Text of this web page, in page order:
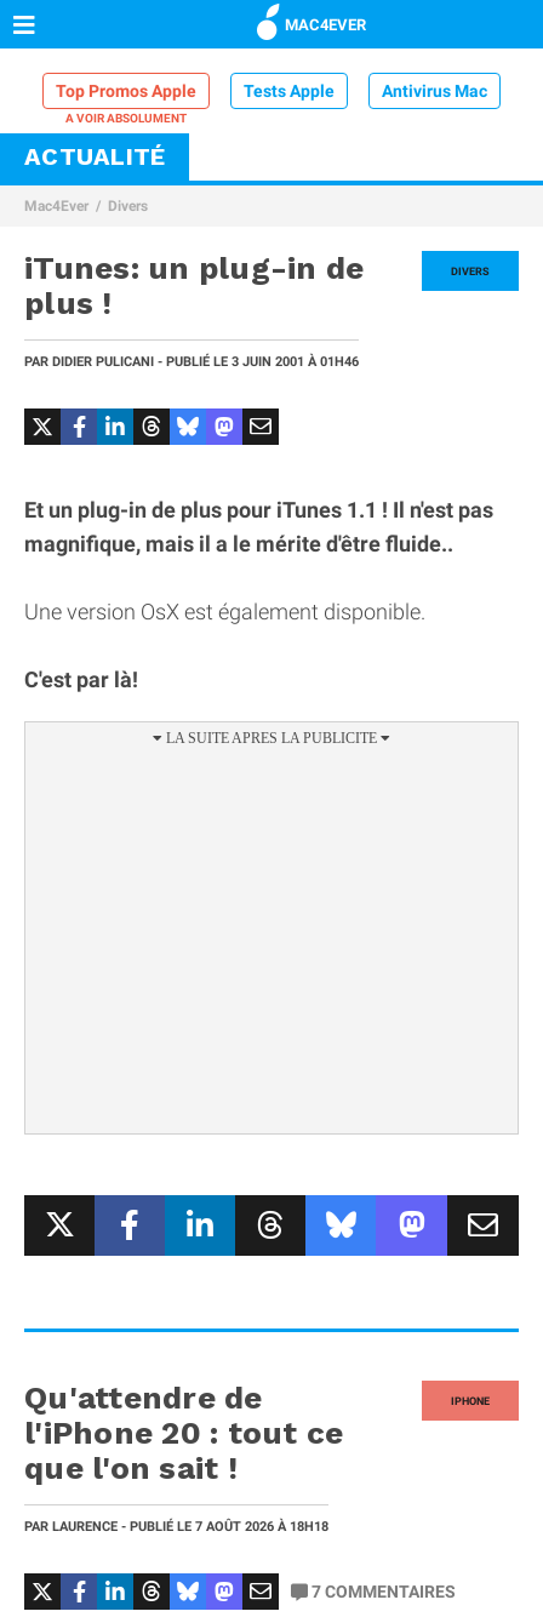
MAC4EVER
Top Promos Apple Tests Apple Antivirus Mac
VPN Mac
Comparatif iPhone
ACTUALITÉ
Mac4Ever Divers
DIVERS
iTunes: un plug-in de
plus !
PAR DIDIER PULICANI - PUBLIÉ LE 3 JUIN 2001 À 01H46
Et un plug-in de plus pour iTunes 1.1 ! Il n'est pas
magnifique, mais il a le mérite d'être fluide..
Une version OsX est également disponible.
C'est par là!
IPHONE
Qu'attendre de
l'iPhone 20 : tout ce
que l'on sait !
PAR LAURENCE - PUBLIÉ LE 7 AOÛT 2026 À 18H18
7COMMENTAIRES